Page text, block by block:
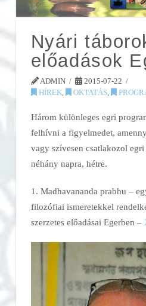
Nyári
előadások
ADMIN
2015-07-22
HÍREK, OKTATÁS,
Három különleges egri
felhívni a figyelmedet,
vagy szívesen csatlakozol
néhány napra, hétre.
1. Madhavananda prabhu –
filozófiai ismeretekkel
szerzetes előadásai Egerben –